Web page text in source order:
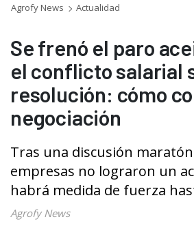
Agrofy News Actualidad
Se frenó el paro
el conflicto salarial
resolución: cómo
negociación
Tras una discusión
empresas no lograron un
habrá medida de fuerza
Agrofy News